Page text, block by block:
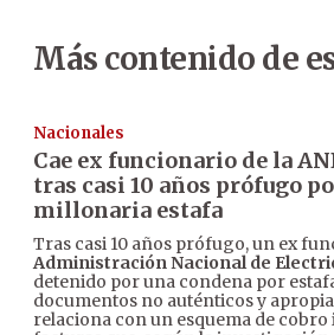
Más contenido de
Nacionales
Cae ex funcionario de la
tras casi 10 años prófugo
millonaria estafa
Tras casi 10 años prófugo, un ex
Administración Nacional de
detenido por una condena por
documentos no auténticos y
relaciona con un esquema de